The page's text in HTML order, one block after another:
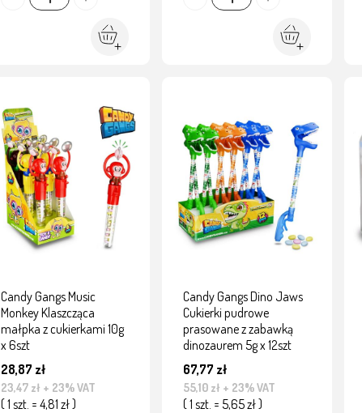
Candy Gangs Music
Monkey Klaszcząca
małpka z cukierkami 10g
x 6szt
28,87 zł
23,47 zł + 23% VAT
( 1 szt. = 4,81 zł )
Candy Gangs Dino Jaws
Cukierki pudrowe
prasowane z zabawką
dinozaurem 5g x 12szt
67,77 zł
55,10 zł + 23% VAT
( 1 szt. = 5,65 zł )